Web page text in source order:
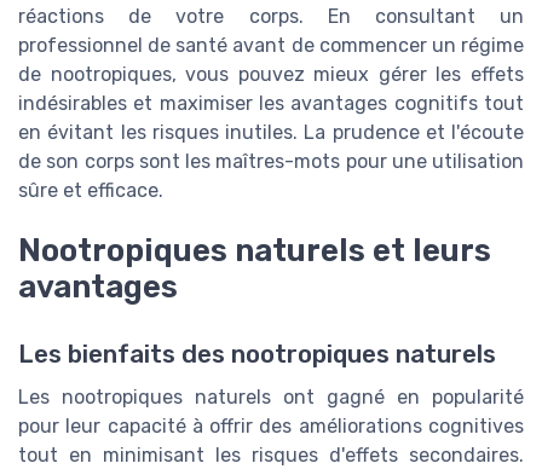
réactions de votre corps. En consultant un
professionnel de santé avant de commencer un régime
de nootropiques, vous pouvez mieux gérer les effets
indésirables et maximiser les avantages cognitifs tout
en évitant les risques inutiles. La prudence et l'écoute
de son corps sont les maîtres-mots pour une utilisation
sûre et efficace.
Nootropiques naturels et leurs
avantages
Les bienfaits des nootropiques naturels
Les nootropiques naturels ont gagné en popularité
pour leur capacité à offrir des améliorations cognitives
tout en minimisant les risques d'effets secondaires.